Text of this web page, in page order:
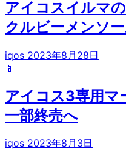
アイコスイルマ
クルビーメンソ
iqos 2023年8月28日
📱
アイコス3専用マ
一部終売へ
iqos 2023年8月3日